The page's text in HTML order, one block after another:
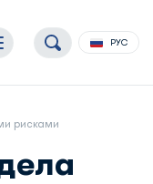
РУС
рисками